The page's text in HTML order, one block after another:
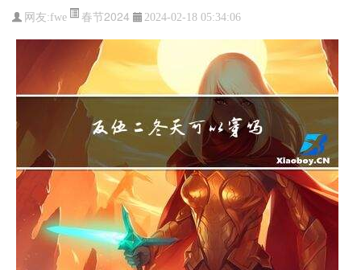
网友:fwe 春节2024 2024-02-18 05:34:06